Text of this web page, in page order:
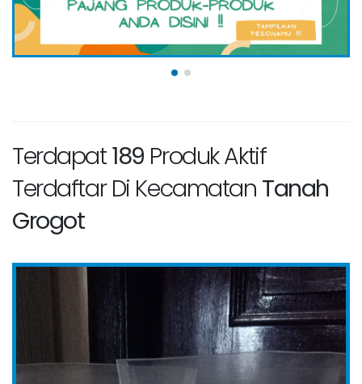
Terdapat189 Produk Aktif
Terdaftar Di Kecamatan Tanah
Grogot